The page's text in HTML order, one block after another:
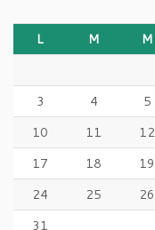
L M M
3
4 5
10
11 12
17
18 19
24
25 26
31